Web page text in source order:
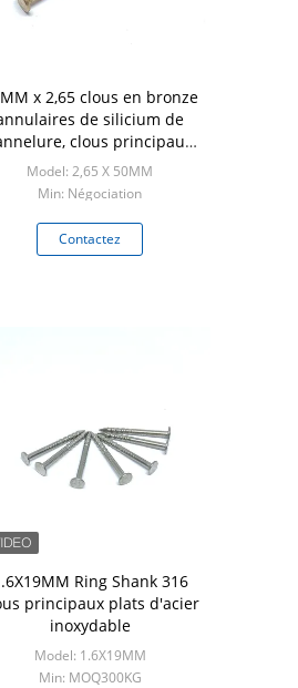
x 2,65 clous en bronze
de silicium de
clous principaux
plats d'OEM
Model: 2,65 X 50MM
Min: Négociation
Contactez
Ring Shank 316
principaux plats d'acier
inoxydable
Model: 1.6X19MM
Min: MOQ300KG